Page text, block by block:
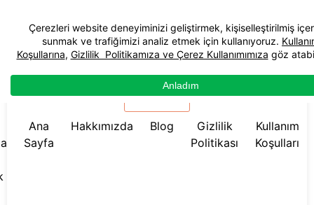
☰ Menü
Ana
Sayfa
Hakkımızda Blog
Gizlilik
Politikası
Kullanım
Koşulları